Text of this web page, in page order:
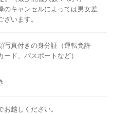
のキャンセルによっては男女差
います。
写真付きの身分証（運転免許
ド、パスポートなど）
越しください。